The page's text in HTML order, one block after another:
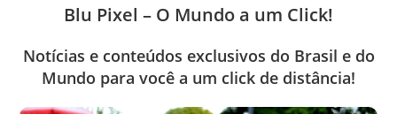
Blu Pixel – O Mundo a um Click!
Notícias e conteúdos exclusivos do Brasil e do
Mundo para você a um click de distância!